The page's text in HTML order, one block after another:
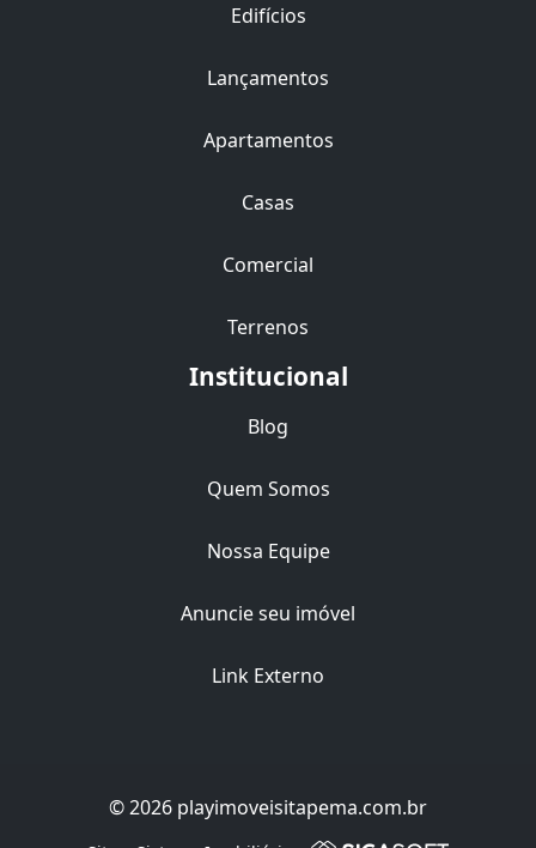
Edifícios
Lançamentos
Apartamentos
Casas
Comercial
Terrenos
Institucional
Blog
Quem Somos
Nossa Equipe
Anuncie seu imóvel
Link Externo
© 2026 playimoveisitapema.com.br